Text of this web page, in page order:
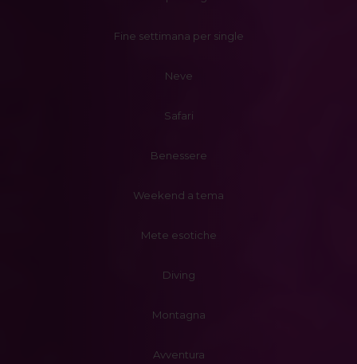
Fine settimana per single
Neve
Safari
Benessere
Weekend a tema
Mete esotiche
Diving
Montagna
Avventura